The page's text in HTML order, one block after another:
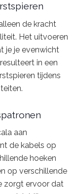
de kracht
Het uitvoeren
je je evenwicht
in een
tijdens
aan
de kabels op
hoeken
op verschillende
zorgt ervoor dat